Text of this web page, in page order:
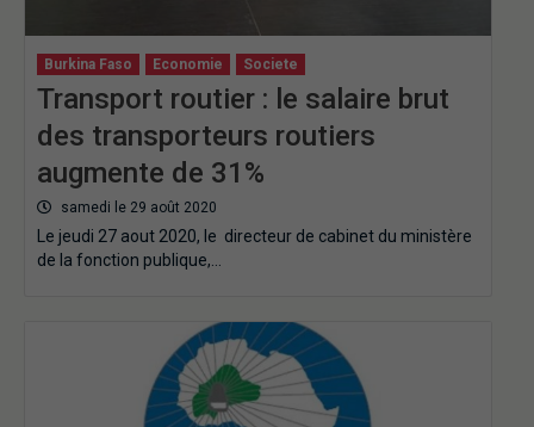
Burkina Faso Economie Societe
Transport routier : le salaire brut
des transporteurs routiers
augmente de 31%
samedi le 29 août 2020
Le jeudi 27 aout 2020, le directeur de cabinet du ministère
de la fonction publique,…